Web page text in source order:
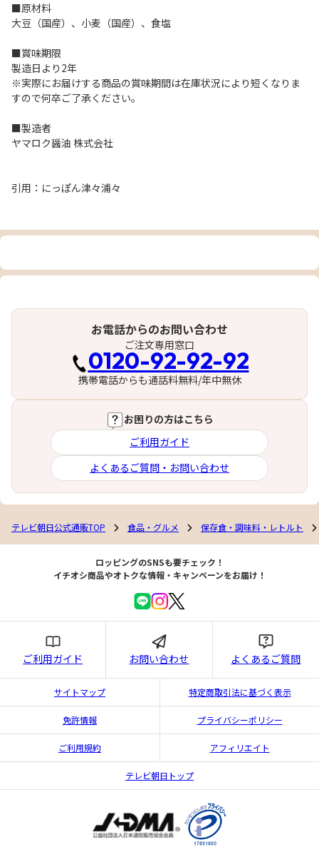
■原材料
大豆（国産）、小麦（国産）、食塩
■賞味期限
製造日より2年
※実際にお届けする商品の賞味期間は在庫状況により短くなりま
すので何卒ご了承ください。
■製造者
ヤマロク醤油 株式会社
引用：にっぽん津々浦々
お電話からのお問い合わせ
ご注文専用窓口
0120-92-92-92
携帯電話からも通話料無料/年中無休
お困りの方はこちら
ご利用ガイド
よくあるご質問・お問い合わせ
テレビ朝日公式通販TOP 食品・グルメ 保存食・調味料・レトルト
ロッピングのSNSも要チェック！
イチオシ商品やオトクな情報・キャンペーンをお届け！
ご利用ガイド お問い合わせ よくあるご質問
サイトマップ 特定商取引法に基づく表示
免許情報 プライバシーポリシー
ご利用規約 アフィリエイト
テレビ朝日トップ